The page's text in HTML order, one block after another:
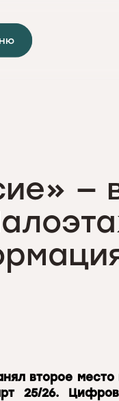
—
второе место
25/26.